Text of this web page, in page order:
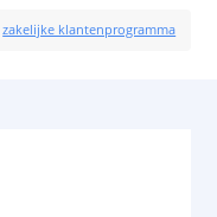
zakelijke klantenprogramma